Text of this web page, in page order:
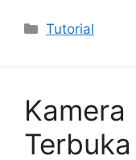
Categories
Tutorial
Kamera